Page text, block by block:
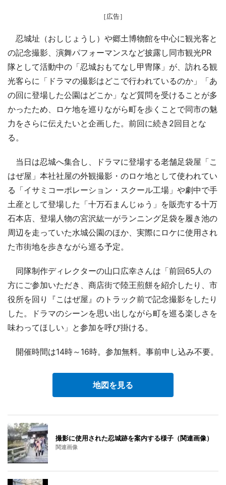
［広告］
忍城址（おしじょうし）や郷土博物館を中心に観光客と
の記念撮影、演舞パフォーマンスなど披露し同市観光PR
隊として活動中の「忍城おもてなし甲冑隊」が、訪れる観
光客らに「ドラマの撮影はどこで行われているのか」「あ
の回に登場した公園はどこか」など質問を受けることが多
かったため、ロケ地を巡りながら町を歩くことで同市の魅
力をさらに伝えたいと企画した。前回に続き2回目とな
る。
当日は忍城へ集合し、ドラマに登場する老舗足袋屋「こ
はぜ屋」本社社屋の外観撮影・のロケ地として使われてい
る「イサミコーポレーション・スクール工場」や劇中で手
土産として登場した「十万石まんじゅう」を販売する十万
石本店、登場人物の宮沢紘一がランニング足袋を履き池の
周辺を走っていた水城公園のほか、実際にロケに使用され
た市街地を歩きながら巡る予定。
同隊制作ディレクターの山口広幸さんは「前回65人の
方にご参加いただき、商店街で陸王煎餅を紹介したり、市
役所を回り『こはぜ屋』のトラック前で記念撮影をしたり
した。ドラマのシーンを思い出しながら町を巡る楽しさを
味わってほしい」と参加を呼び掛ける。
開催時間は14時～16時。参加無料。事前申し込み不要。
地図を見る
撮影に使用された忍城跡を案内する様子（関連画像）
関連画像